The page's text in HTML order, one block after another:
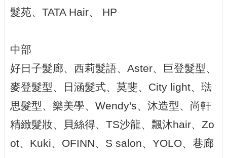
髮苑、TATA Hair、 HP
中部
好日子髮廊、西莉髮語、Aster、巨登髮型、
麥登髮型、日涵髮式、莫斐、City light、琺
思髮型、樂美學、Wendy's、沐造型、尚軒
精緻髮妝、貝絲得、TS沙龍、飄沐hair、Zo
ot、Kuki、OFINN、S salon、YOLO、巷廊